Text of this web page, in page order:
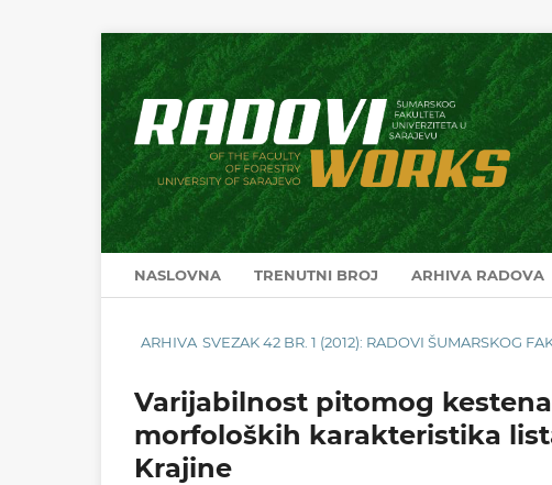
NASLOVNA TRENUTNI BROJ ARHIVA RADOVA
ARHIVA SVEZAK 42 BR. 1 (2012): RADOVI ŠUMARSKOG
Varijabilnost pitomog
morfoloških karakteristika
Krajine